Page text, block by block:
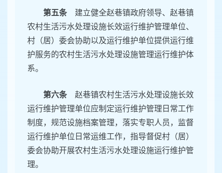
第五条 建立健全赵巷镇政府领导、赵巷镇
农村生活污水处理设施长效运行维护管理单位、
村（居）委会协助以及运行维护单位提供运行维
护服务的农村生活污水处理设施管理运行维护体
系。
第六条 赵巷镇农村生活污水处理设施长效
运行维护管理单位应制定运行维护管理日常工作
制度，规范设施档案管理，落实专职人员，监督
运行维护单位日常运维工作，指导督促村（居）
委会协助开展农村生活污水处理设施运行维护管
理。